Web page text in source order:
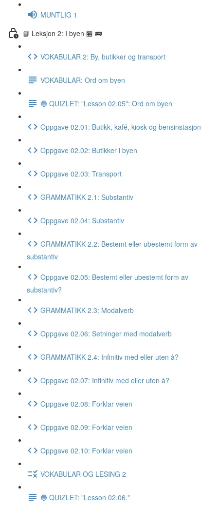
MUNTLIG 1
📘 Leksjon 2: I byen 🏪 🚌
VOKABULAR 2: By, butikker og transport
VOKABULAR: Ord om byen
🔵 QUIZLET: "Lesson 02.05": Ord om byen
Oppgave 02.01: Butikk, kafé, kiosk og bensinstasjon
Oppgave 02.02: Butikker i byen
Oppgave 02.03: Transport
GRAMMATIKK 2.1: Substantiv
Oppgave 02.04: Substantiv
GRAMMATIKK 2.2: Bestemt eller ubestemt form av
substantiv
Oppgave 02.05: Bestemt eller ubestemt form av
substantiv?
GRAMMATIKK 2.3: Modalverb
Oppgave 02.06: Setninger med modalverb
GRAMMATIKK 2.4: Infinitiv med eller uten å?
Oppgave 02.07: Infinitiv med eller uten å?
Oppgave 02.08: Forklar veien
Oppgave 02.09: Forklar veien
Oppgave 02.10: Forklar veien
VOKABULAR OG LESING 2
🔵 QUIZLET: "Lesson 02.06."